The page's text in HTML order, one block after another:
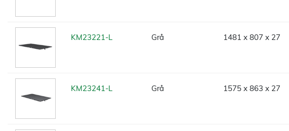
KM23221-L Grå 1481 x 807 x 27
KM23241-L Grå 1575 x 863 x 27